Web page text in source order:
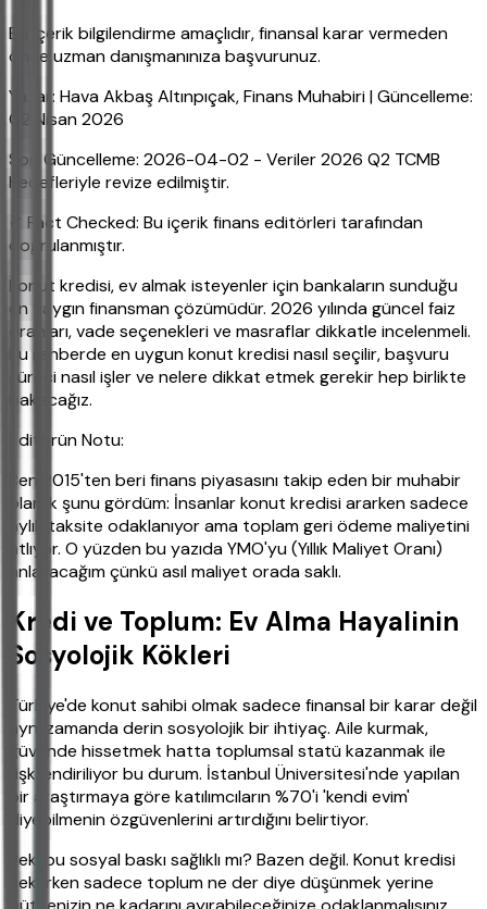
Bu içerik bilgilendirme amaçlıdır, finansal karar vermeden
önce uzman danışmanınıza başvurunuz.
Yazar: Hava Akbaş Altınpıçak, Finans Muhabiri | Güncelleme:
02 Nisan 2026
Son Güncelleme: 2026-04-02 - Veriler 2026 Q2 TCMB
hedefleriyle revize edilmiştir.
✔ Fact Checked: Bu içerik finans editörleri tarafından
doğrulanmıştır.
Konut kredisi, ev almak isteyenler için bankaların sunduğu
en yaygın finansman çözümüdür. 2026 yılında güncel faiz
oranları, vade seçenekleri ve masraflar dikkatle incelenmeli.
Bu rehberde en uygun konut kredisi nasıl seçilir, başvuru
süreci nasıl işler ve nelere dikkat etmek gerekir hep birlikte
bakacağız.
Editörün Notu:
Ben 2015'ten beri finans piyasasını takip eden bir muhabir
olarak şunu gördüm: İnsanlar konut kredisi ararken sadece
aylık taksite odaklanıyor ama toplam geri ödeme maliyetini
atlıyor. O yüzden bu yazıda YMO'yu (Yıllık Maliyet Oranı)
anlatacağım çünkü asıl maliyet orada saklı.
Kredi ve Toplum: Ev Alma Hayalinin
Sosyolojik Kökleri
Türkiye'de konut sahibi olmak sadece finansal bir karar değil
aynı zamanda derin sosyolojik bir ihtiyaç. Aile kurmak,
güvende hissetmek hatta toplumsal statü kazanmak ile
ilişkilendiriliyor bu durum. İstanbul Üniversitesi'nde yapılan
bir araştırmaya göre katılımcıların %70'i 'kendi evim'
diyebilmenin özgüvenlerini artırdığını belirtiyor.
Peki bu sosyal baskı sağlıklı mı? Bazen değil. Konut kredisi
çekerken sadece toplum ne der diye düşünmek yerine